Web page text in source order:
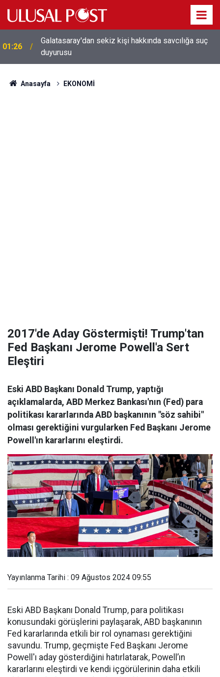
01:26
Galatasaray'dan sekiz kişi hakkında savcılığa suç
duyurusu
Anasayfa EKONOMİ
2017'de Aday Göstermişti! Trump'tan
Fed Başkanı Jerome Powell'a Sert
Eleştiri
Eski ABD Başkanı Donald Trump, yaptığı
açıklamalarda, ABD Merkez Bankası'nın (Fed) para
politikası kararlarında ABD başkanının "söz sahibi"
olması gerektiğini vurgularken Fed Başkanı Jerome
Powell'ın kararlarını eleştirdi.
Yayınlanma Tarihi : 09 Ağustos 2024 09:55
Eski ABD Başkanı Donald Trump, para politikası
konusundaki görüşlerini paylaşarak, ABD başkanının
Fed kararlarında etkili bir rol oynaması gerektiğini
savundu. Trump, geçmişte Fed Başkanı Jerome
Powell'ı aday gösterdiğini hatırlatarak, Powell’ın
kararlarını eleştirdi ve kendi içgörülerinin daha etkili